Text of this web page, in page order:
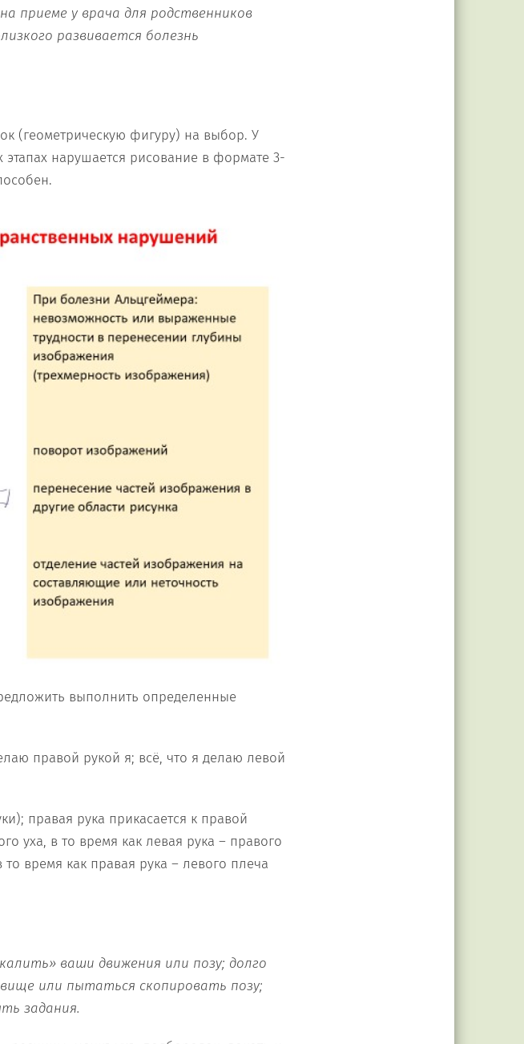
приеме у врача для родственников
развивается болезнь
(геометрическую фигуру) на выбор. У
нарушается рисование в формате 3-
выполнить определенные
правой рукой я; всё, что я делаю левой
правая рука прикасается к правой
уха, в то время как левая рука – правого
время как правая рука – левого плеча
ваши движения или позу; долго
или пытаться скопировать позу;
задания.